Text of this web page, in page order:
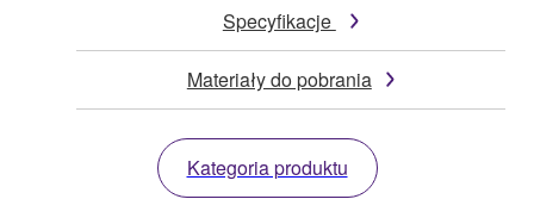
Specyfikacje
Materiały do pobrania
Kategoria produktu